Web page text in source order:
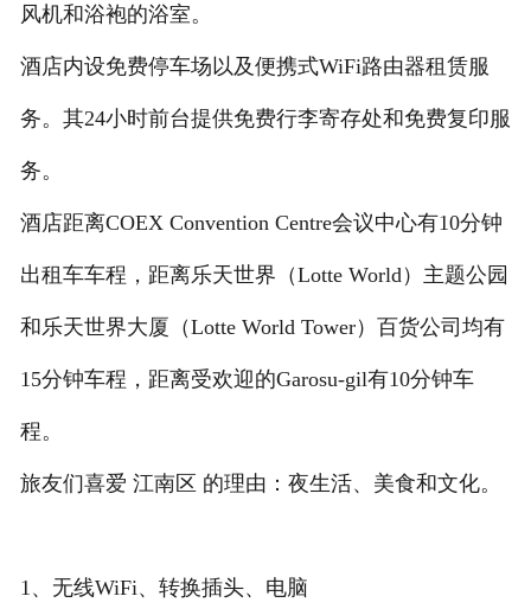
风机和浴袍的浴室。
酒店内设免费停车场以及便携式WiFi路由器租赁服
务。其24小时前台提供免费行李寄存处和免费复印服
务。
酒店距离COEX Convention Centre会议中心有10分钟
出租车车程，距离乐天世界（Lotte World）主题公园
和乐天世界大厦（Lotte World Tower）百货公司均有
15分钟车程，距离受欢迎的Garosu-gil有10分钟车
程。
旅友们喜爱 江南区 的理由：夜生活、美食和文化。
1、无线WiFi、转换插头、电脑